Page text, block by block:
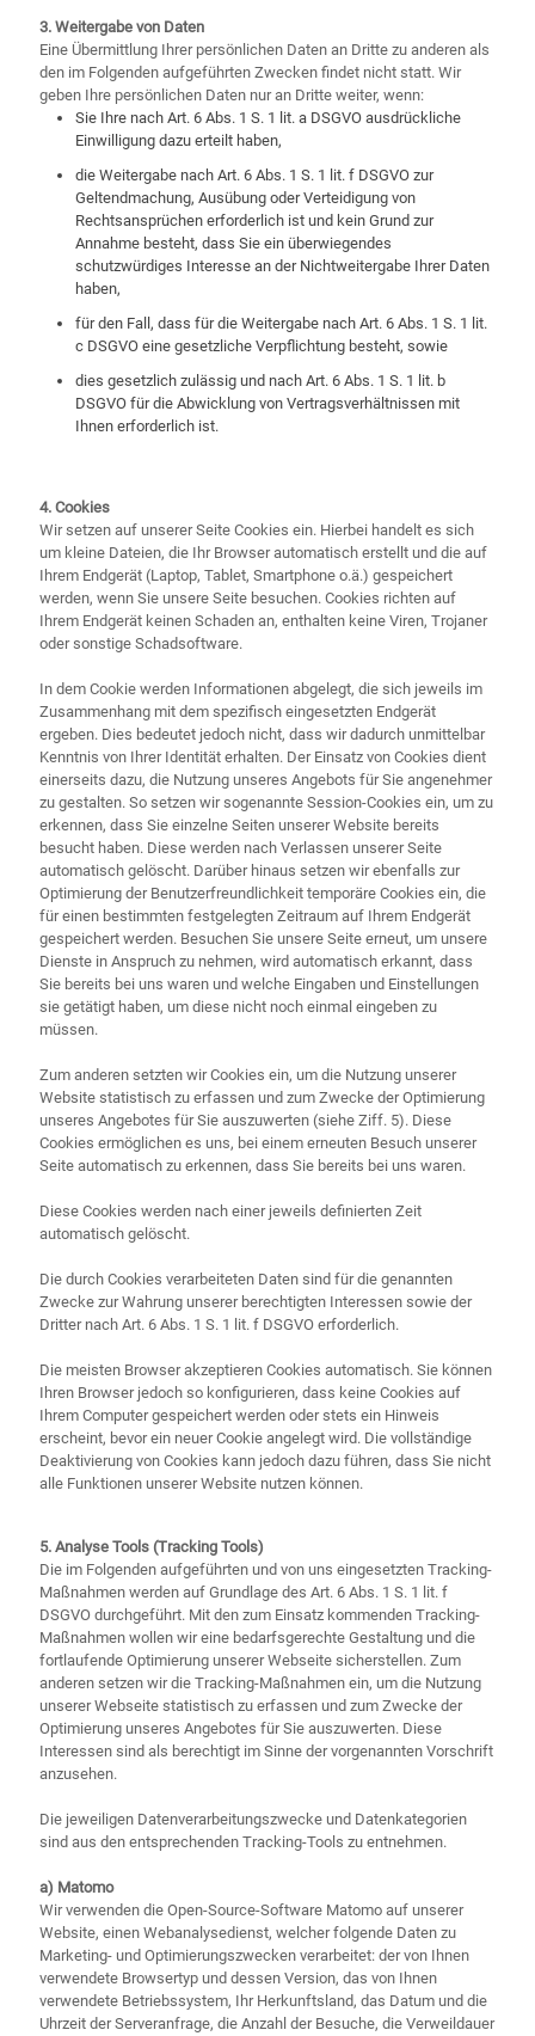
3. Weitergabe von Daten
Eine Übermittlung Ihrer persönlichen Daten an Dritte zu anderen als
den im Folgenden aufgeführten Zwecken findet nicht statt. Wir
geben Ihre persönlichen Daten nur an Dritte weiter, wenn:
Sie Ihre nach Art. 6 Abs. 1 S. 1 lit. a DSGVO ausdrückliche
Einwilligung dazu erteilt haben,
die Weitergabe nach Art. 6 Abs. 1 S. 1 lit. f DSGVO zur
Geltendmachung, Ausübung oder Verteidigung von
Rechtsansprüchen erforderlich ist und kein Grund zur
Annahme besteht, dass Sie ein überwiegendes
schutzwürdiges Interesse an der Nichtweitergabe Ihrer Daten
haben,
für den Fall, dass für die Weitergabe nach Art. 6 Abs. 1 S. 1 lit.
c DSGVO eine gesetzliche Verpflichtung besteht, sowie
dies gesetzlich zulässig und nach Art. 6 Abs. 1 S. 1 lit. b
DSGVO für die Abwicklung von Vertragsverhältnissen mit
Ihnen erforderlich ist.
4. Cookies
Wir setzen auf unserer Seite Cookies ein. Hierbei handelt es sich
um kleine Dateien, die Ihr Browser automatisch erstellt und die auf
Ihrem Endgerät (Laptop, Tablet, Smartphone o.ä.) gespeichert
werden, wenn Sie unsere Seite besuchen. Cookies richten auf
Ihrem Endgerät keinen Schaden an, enthalten keine Viren, Trojaner
oder sonstige Schadsoftware.
In dem Cookie werden Informationen abgelegt, die sich jeweils im
Zusammenhang mit dem spezifisch eingesetzten Endgerät
ergeben. Dies bedeutet jedoch nicht, dass wir dadurch unmittelbar
Kenntnis von Ihrer Identität erhalten. Der Einsatz von Cookies dient
einerseits dazu, die Nutzung unseres Angebots für Sie angenehmer
zu gestalten. So setzen wir sogenannte Session-Cookies ein, um zu
erkennen, dass Sie einzelne Seiten unserer Website bereits
besucht haben. Diese werden nach Verlassen unserer Seite
automatisch gelöscht. Darüber hinaus setzen wir ebenfalls zur
Optimierung der Benutzerfreundlichkeit temporäre Cookies ein, die
für einen bestimmten festgelegten Zeitraum auf Ihrem Endgerät
gespeichert werden. Besuchen Sie unsere Seite erneut, um unsere
Dienste in Anspruch zu nehmen, wird automatisch erkannt, dass
Sie bereits bei uns waren und welche Eingaben und Einstellungen
sie getätigt haben, um diese nicht noch einmal eingeben zu
müssen.
Zum anderen setzten wir Cookies ein, um die Nutzung unserer
Website statistisch zu erfassen und zum Zwecke der Optimierung
unseres Angebotes für Sie auszuwerten (siehe Ziff. 5). Diese
Cookies ermöglichen es uns, bei einem erneuten Besuch unserer
Seite automatisch zu erkennen, dass Sie bereits bei uns waren.
Diese Cookies werden nach einer jeweils definierten Zeit
automatisch gelöscht.
Die durch Cookies verarbeiteten Daten sind für die genannten
Zwecke zur Wahrung unserer berechtigten Interessen sowie der
Dritter nach Art. 6 Abs. 1 S. 1 lit. f DSGVO erforderlich.
Die meisten Browser akzeptieren Cookies automatisch. Sie können
Ihren Browser jedoch so konfigurieren, dass keine Cookies auf
Ihrem Computer gespeichert werden oder stets ein Hinweis
erscheint, bevor ein neuer Cookie angelegt wird. Die vollständige
Deaktivierung von Cookies kann jedoch dazu führen, dass Sie nicht
alle Funktionen unserer Website nutzen können.
5. Analyse Tools (Tracking Tools)
Die im Folgenden aufgeführten und von uns eingesetzten Tracking-
Maßnahmen werden auf Grundlage des Art. 6 Abs. 1 S. 1 lit. f
DSGVO durchgeführt. Mit den zum Einsatz kommenden Tracking-
Maßnahmen wollen wir eine bedarfsgerechte Gestaltung und die
fortlaufende Optimierung unserer Webseite sicherstellen. Zum
anderen setzen wir die Tracking-Maßnahmen ein, um die Nutzung
unserer Webseite statistisch zu erfassen und zum Zwecke der
Optimierung unseres Angebotes für Sie auszuwerten. Diese
Interessen sind als berechtigt im Sinne der vorgenannten Vorschrift
anzusehen.
Die jeweiligen Datenverarbeitungszwecke und Datenkategorien
sind aus den entsprechenden Tracking-Tools zu entnehmen.
a) Matomo
Wir verwenden die Open-Source-Software Matomo auf unserer
Website, einen Webanalysedienst, welcher folgende Daten zu
Marketing- und Optimierungszwecken verarbeitet: der von Ihnen
verwendete Browsertyp und dessen Version, das von Ihnen
verwendete Betriebssystem, Ihr Herkunftsland, das Datum und die
Uhrzeit der Serveranfrage, die Anzahl der Besuche, die Verweildauer